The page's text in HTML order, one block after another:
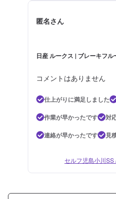
匿名さん
日産 ルークス | ブレーキフル
コメントはありません
仕上がりに満足しました
作業が早かったです
対
連絡が早かったです
見
セルフ児島小川